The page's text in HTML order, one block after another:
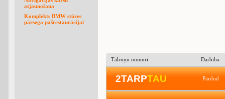
atjaunošana
Komplekts BMW stūres
pārsega pašrestaurācijai
Tālruņu numuri Darbība
2TARPTAU Pārdod